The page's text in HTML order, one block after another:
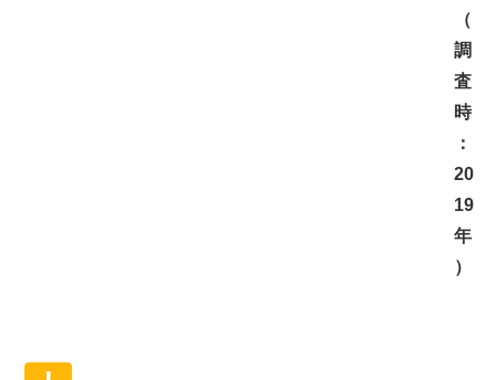
（
調
査
時
：
20
19
年
）